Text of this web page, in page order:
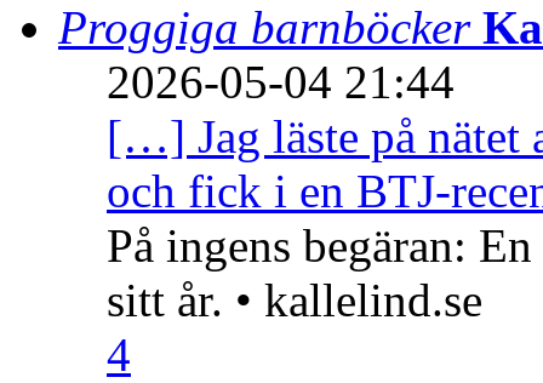
Proggiga barnböcker
2026-05-04 21:44
[…] Jag läste på nätet
och fick i en BTJ-
På ingens begäran:
sitt år. • kallelind.se
4